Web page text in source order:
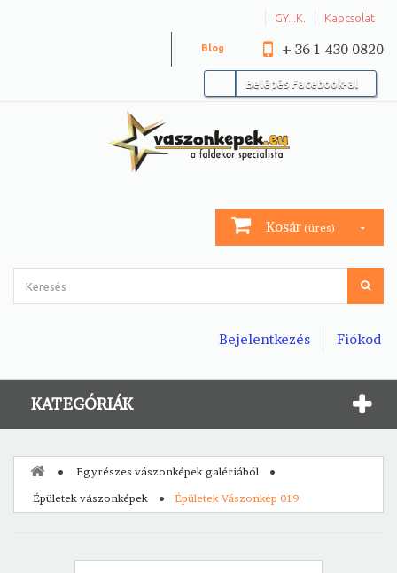
GY.I.K. Kapcsolat
+ 36 1 430 0820
Blog
Belépés Facebook-al
Kosár (üres)
Fiókod
Bejelentkezés
KATEGÓRIÁK
Egyrészes vászonképek galériából
Épületek vászonképek
Épületek Vászonkép 019